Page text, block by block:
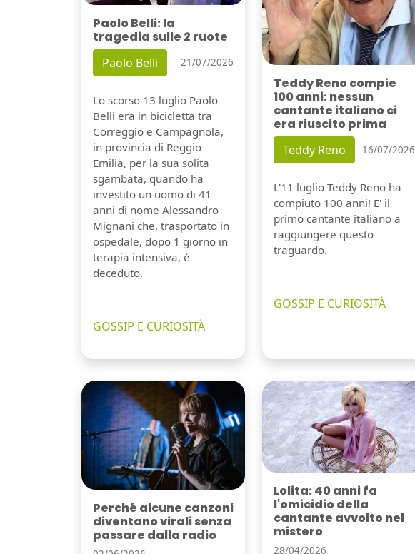
Paolo Belli: la
tragedia sulle 2 ruote
Paolo Belli 21/07/2026
Lo scorso 13 luglio Paolo
Belli era in bicicletta tra
Correggio e Campagnola,
in provincia di Reggio
Emilia, per la sua solita
sgambata, quando ha
investito un uomo di 41
anni di nome Alessandro
Mignani che, trasportato in
ospedale, dopo 1 giorno in
terapia intensiva, è
deceduto.
GOSSIP E CURIOSITÀ
Teddy Reno compie
100 anni: nessun
cantante italiano ci
era riuscito prima
Teddy Reno 16/07/2026
L'11 luglio Teddy Reno ha
compiuto 100 anni! E' il
primo cantante italiano a
raggiungere questo
traguardo.
GOSSIP E CURIOSITÀ
Perché alcune canzoni
diventano virali senza
passare dalla radio
Lolita: 40 anni fa
l'omicidio della
cantante avvolto nel
mistero
28/04/2026